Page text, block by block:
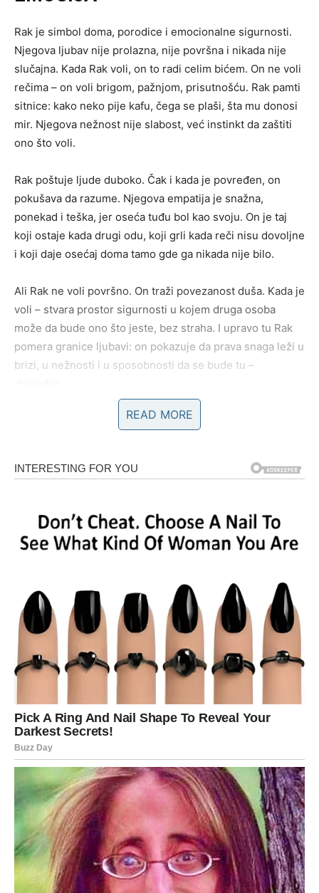
Rak je simbol doma, porodice i emocionalne sigurnosti.
Njegova ljubav nije prolazna, nije površna i nikada nije
slučajna. Kada Rak voli, on to radi celim bićem. On ne voli
rečima – on voli brigom, pažnjom, prisutnošću. Rak pamti
sitnice: kako neko pije kafu, čega se plaši, šta mu donosi
mir. Njegova nežnost nije slabost, već instinkt da zaštiti
ono što voli.
Rak poštuje ljude duboko. Čak i kada je povređen, on
pokušava da razume. Njegova empatija je snažna,
ponekad i teška, jer oseća tuđu bol kao svoju. On je taj
koji ostaje kada drugi odu, koji grli kada reči nisu dovoljne
i koji daje osećaj doma tamo gde ga nikada nije bilo.
Ali Rak ne voli površno. On traži povezanost duša. Kada je
voli – stvara prostor sigurnosti u kojem druga osoba
može da bude ono što jeste, bez straha. I upravo tu Rak
pomera granice ljubavi: on pokazuje da prava snaga leži u
brizi, u nežnosti i u sposobnosti da se bude tu –
RIBE – DUŠA KOJA VOLI BEZ
saosećanja i duhovne povezanosti. Ribe ne vole
racionalno – one vole intuitivno. Njihova ljubav je tiha, ali
beskrajna. One vide ono što drugi ne vide, osećaju ono
Ribe poštuju različitost, slabost i ranjivost. One nikada ne
sude – one slušaju. Njihova nežnost nije samo u dodiru,
već u pogledu, u rečima podrške, u sposobnosti da
nekome budu oslonac čak i kada same nose težak teret.
Kada Ribe vole, one brišu granice između „ja“ i „ti“.
Njihova ljubav je duboka, često žrtvena, ali iskrena. One
veruju u ljude čak i onda kada su razočarane. Veruju u
dobro, u mogućnost promene, u snagu emocija. I upravo
zato često pomeraju granice – jer pokazuju da ljubav
može biti čista, tiha i bez potrebe da nešto traži zauzvrat.
ZAJEDNIČKA SNAGA:
POŠTOVANJE I NEŽNOST KAO
READ MORE